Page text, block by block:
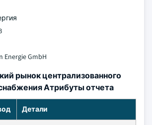
Energie GmbH
рынок централизованного
Атрибуты отчета
Детали